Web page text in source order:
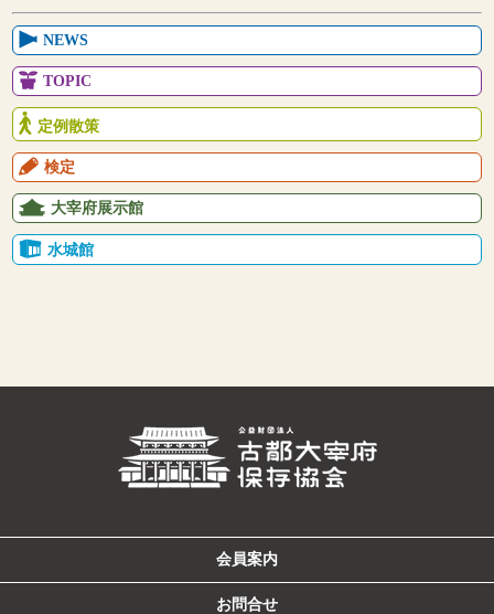
NEWS
TOPIC
定例散策
検定
大宰府展示館
水城館
会員案内
お問合せ